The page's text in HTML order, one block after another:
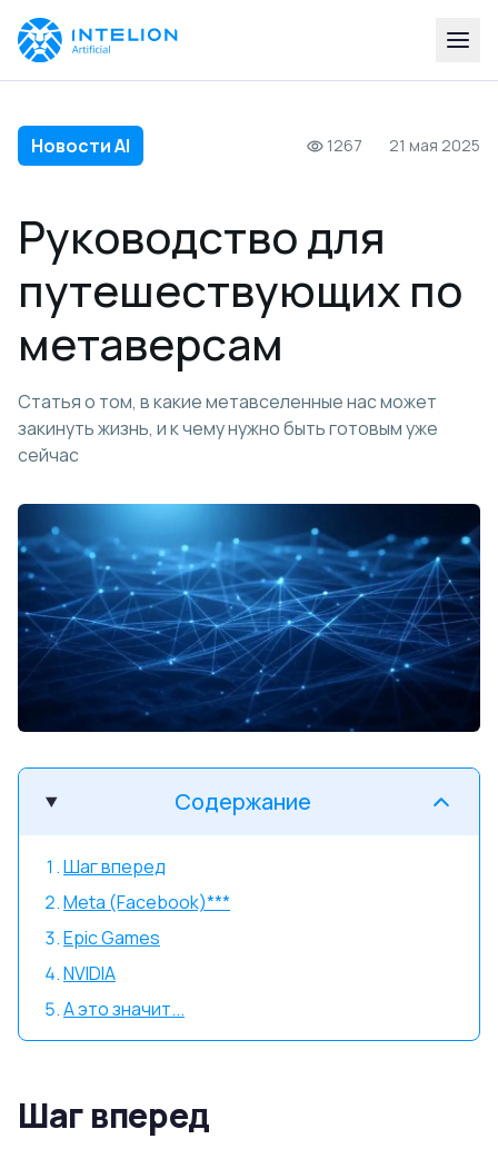
Новости AI 1267 21 мая 2025
Руководство для
путешествующих по
метаверсам
Статья о том, в какие метавселенные нас может
закинуть жизнь, и к чему нужно быть готовым уже
сейчас
Содержание
Шаг вперед
Meta (Facebook)***
Epic Games
NVIDIA
А это значит...
Шаг вперед